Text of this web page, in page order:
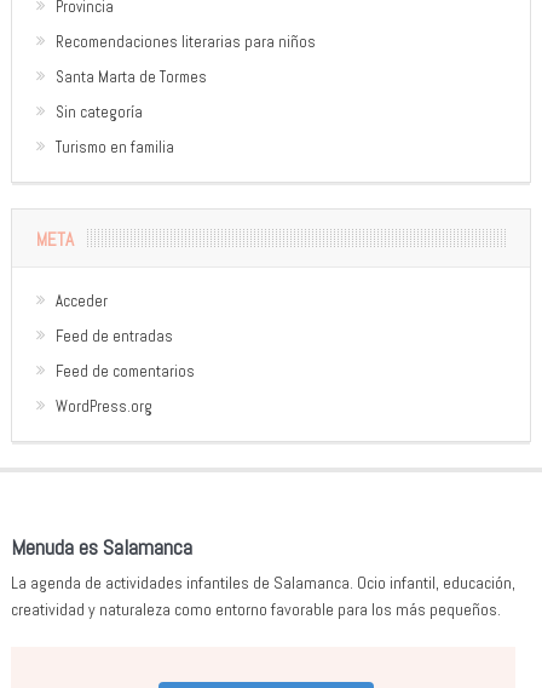
Provincia
Recomendaciones literarias para niños
Santa Marta de Tormes
Sin categoría
Turismo en familia
META
Acceder
Feed de entradas
Feed de comentarios
WordPress.org
Menuda es Salamanca
La agenda de actividades infantiles de Salamanca. Ocio infantil, educación,
creatividad y naturaleza como entorno favorable para los más pequeños.